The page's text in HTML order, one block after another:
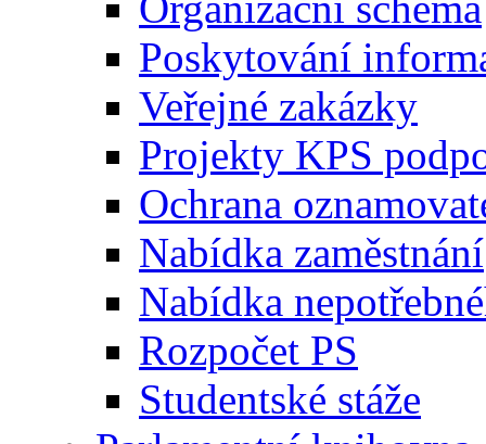
Poskytování
Veřejné zakázky
Projekty KPS
Ochrana
Nabídka zaměstnání
Nabídka
Rozpočet PS
Studentské stáže